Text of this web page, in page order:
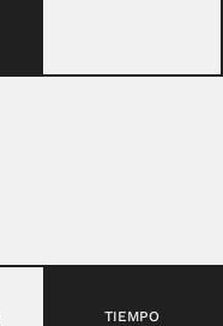
TIEMPO